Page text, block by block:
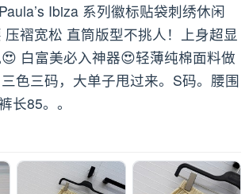
Ibiza 系列徽标贴袋刺绣休闲
褶宽松 直筒版型不挑人！上身超显
白富美必入神器😍轻薄纯棉面料做
色三码，大单子甩过来。S码。腰围
长85。。